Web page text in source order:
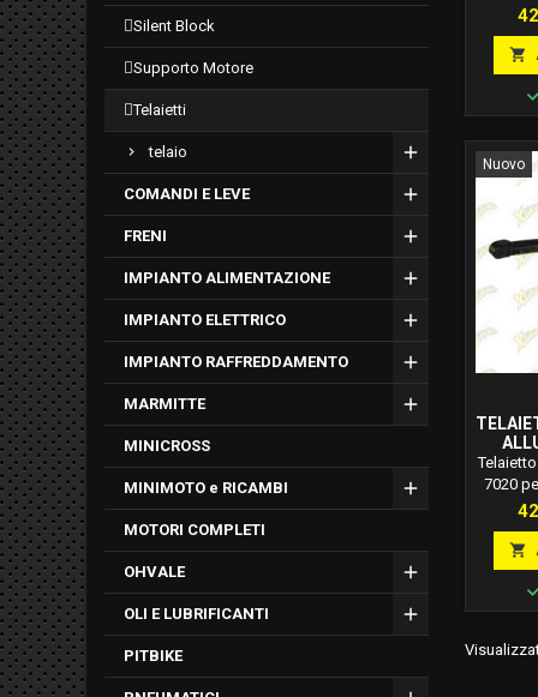
silent block
supporto motore
telaietti
telaio
COMANDI E LEVE
FRENI
IMPIANTO ALIMENTAZIONE
IMPIANTO ELETTRICO
IMPIANTO RAFFREDDAMENTO
MARMITTE
MINICROSS
MINIMOTO e RICAMBI
MOTORI COMPLETI
OHVALE
OLI E LUBRIFICANTI
PITBIKE
1100
Dm:
è
senza

Nuovo
7020
Ducati
N.B.
